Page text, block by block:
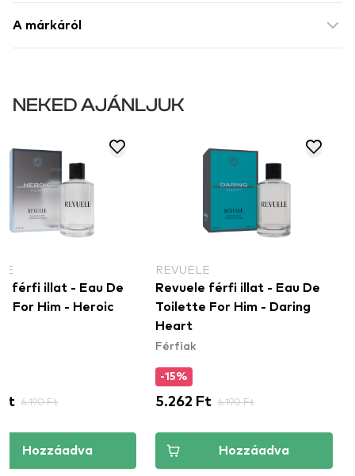
A márkáról
NEKED AJÁNLJUK
férfi illat - Eau De
For Him - Heroic
6.190 Ft
Hozzáadva
REVUELE
Revuele férfi illat - Eau De
Toilette For Him - Daring
Heart
Férfiak
-15%
5.262 Ft 6.190 Ft
Hozzáadva